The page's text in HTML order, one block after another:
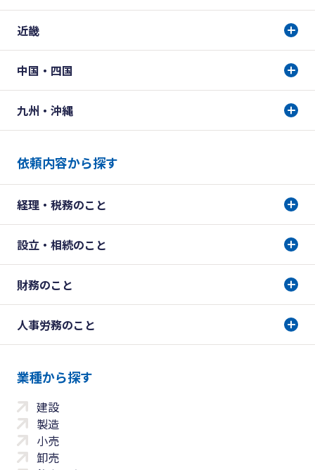
近畿
中国・四国
九州・沖縄
依頼内容から探す
経理・税務のこと
設立・相続のこと
財務のこと
人事労務のこと
業種から探す
建設
製造
小売
卸売